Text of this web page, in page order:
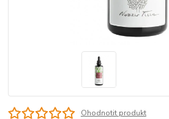
Ohodnotit produkt